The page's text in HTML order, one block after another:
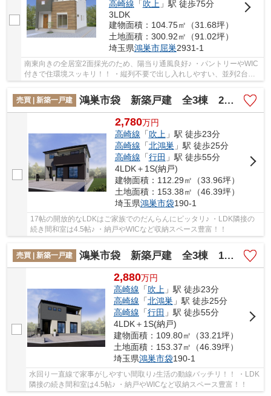
高崎線 「吹上」駅 徒歩75分
3LDK
建物面積：104.75㎡（31.68坪）
土地面積：300.92㎡（91.02坪）
埼玉県鴻巣市屈巣2931-1
南東向きの全居室2面採光のため、陽当り通風良好♪ ・パントリーやWIC
付きで住環境スッキリ！！ ・縦列不要で出し入れしやすい、並列2台駐
売買 | 新築一戸建
鴻巣市袋 新築戸建 全3棟 2号棟
2,780万円
高崎線 「吹上 」駅 徒歩23分
高崎線 「北鴻巣 」駅 徒歩25分
高崎線 「行田 」駅 徒歩55分
4LDK＋1S(納戸)
建物面積：112.29㎡（33.96坪）
土地面積：153.38㎡（46.39坪）
埼玉県鴻巣市袋190-1
17帖の開放的なLDKはご家族でのだんらんにピッタリ♪ ・LDK隣接の
続き間和室は4.5帖♪ ・納戸やWICなど収納スペース豊富！！
売買 | 新築一戸建 鴻巣市袋 新築戸建 全3棟 1号棟
2,880万円
高崎線 「吹上 」駅 徒歩23分
高崎線 「北鴻巣 」駅 徒歩25分
高崎線 「行田 」駅 徒歩55分
4LDK＋1S(納戸)
建物面積：109.80㎡（33.21坪）
土地面積：153.37㎡（46.39坪）
埼玉県鴻巣市袋190-1
水回り一直線で家事がしやすい間取り♪生活の動線バッチリ！！ ・LDK
隣接の続き間和室は4.5帖♪ ・納戸やWICなど収納スペース豊富！！